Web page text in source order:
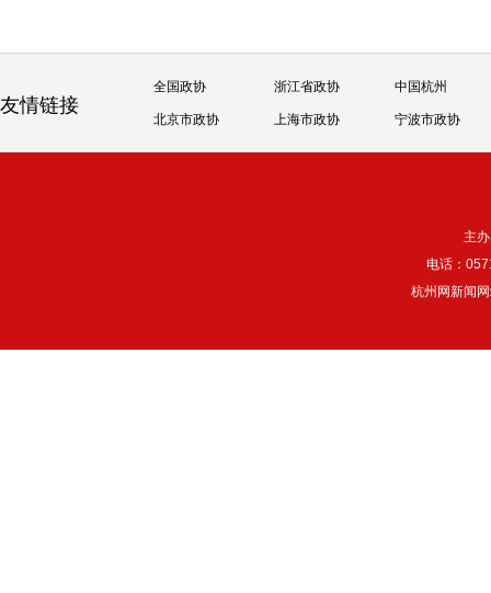
友情链接
全国政协 浙江省政协 中国杭州
北京市政协 上海市政协 宁波市政协
主
电话：
杭州网新闻